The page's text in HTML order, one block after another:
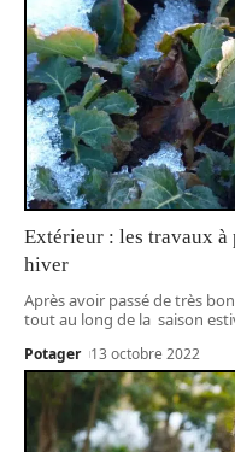
Extérieur : les travaux
hiver
Après avoir passé de très
tout au long de la saison
Potager 13 octobre 2022